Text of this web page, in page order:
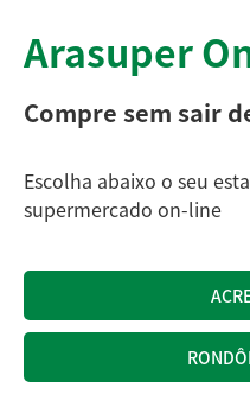
KIDS
sadia
400G
Arasuper
Compre sem sair
Escolha abaixo o seu
supermercado on-line